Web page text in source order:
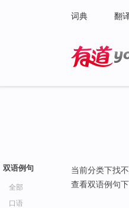
词典 翻
双语例句
全部
口语
当前分类下找
查看双语例句